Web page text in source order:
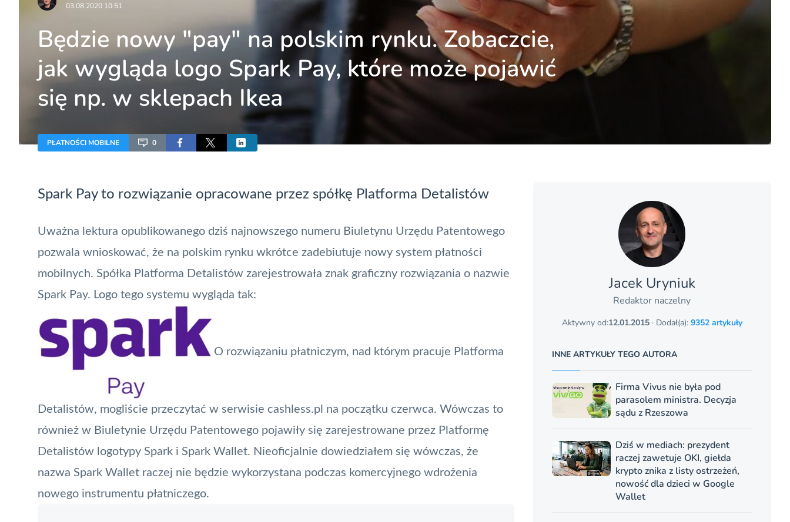
03.08.2020 10:51
Będzie nowy "pay" na polskim rynku. Zobaczcie,
jak wygląda logo Spark Pay, które może pojawić
się np. w sklepach Ikea
PŁATNOŚCI MOBILNE 0
Spark Payto rozwiązanie opracowane przez spółkę Platforma Detalistów
Uważna lektura opublikowanego dziś najnowszego numeru Biuletynu Urzędu Patentowego
pozwala wnioskować, że na polskim rynku wkrótce zadebiutuje nowy system płatności
mobilnych. Spółka Platforma Detalistów zarejestrowała znak graficzny rozwiązania o nazwie
Spark Pay. Logo tego systemu wygląda tak:
O rozwiązaniu płatniczym, nad którym pracuje Platforma
Detalistów, mogliście przeczytać w serwisie cashless.pl na początku czerwca. Wówczas to
również w Biuletynie Urzędu Patentowego pojawiły się zarejestrowane przez Platformę
Detalistów logotypy Spark i Spark Wallet. Nieoficjalnie dowiedziałem się wówczas, że
nazwa Spark Wallet raczej nie będzie wykorzystana podczas komercyjnego wdrożenia
nowego instrumentu płatniczego.
Jacek Uryniuk
Redaktor naczelny
Aktywny od:12.01.2015· Dodał(a): 9352 artykuły
INNE ARTYKUŁY TEGO AUTORA
Firma Vivus nie była pod
parasolem ministra. Decyzja
sądu z Rzeszowa
Dziś w mediach: prezydent
raczej zawetuje OKI, giełda
krypto znika z listy ostrzeżeń,
nowość dla dzieci w Google
Wallet